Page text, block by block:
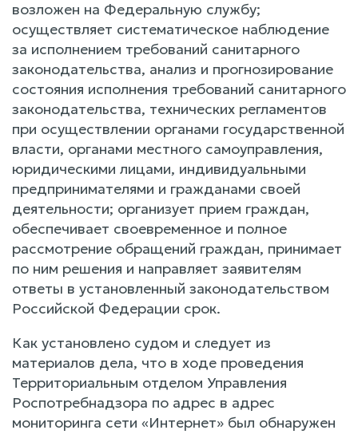
возложен на Федеральную службу;
осуществляет систематическое наблюдение
за исполнением требований санитарного
законодательства, анализ и прогнозирование
состояния исполнения требований санитарного
законодательства, технических регламентов
при осуществлении органами государственной
власти, органами местного самоуправления,
юридическими лицами, индивидуальными
предпринимателями и гражданами своей
деятельности; организует прием граждан,
обеспечивает своевременное и полное
рассмотрение обращений граждан, принимает
по ним решения и направляет заявителям
ответы в установленный законодательством
Российской Федерации срок.
Как установлено судом и следует из
материалов дела, что в ходе проведения
Территориальным отделом Управления
Роспотребнадзора по адрес в адрес
мониторинга сети «Интернет» был обнаружен